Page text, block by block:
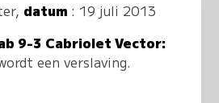
, datum : 19 juli 2013
9-3 Cabriolet Vector:
een verslaving.